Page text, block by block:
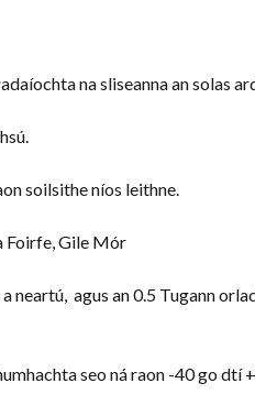
na sliseanna an solas
soilsithe níos leithne.
Foirfe, Gile Mór
neartú, agus an 0.5 Tugann
seo ná raon -40 go dtí